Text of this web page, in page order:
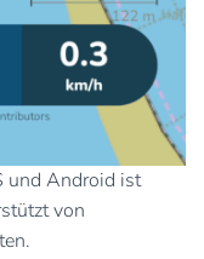
und Android ist
von